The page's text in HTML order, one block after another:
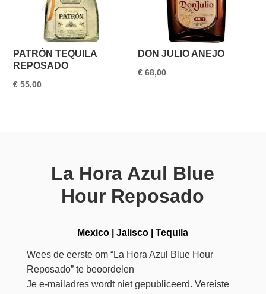
PATRÓN TEQUILA
REPOSADO
€ 55,00
DON JULIO ANEJO
€ 68,00
La Hora Azul Blue
Hour Reposado
Mexico |Jalisco |Tequila
Wees de eerste om “La Hora Azul Blue Hour
Reposado” te beoordelen
Je e-mailadres wordt niet gepubliceerd. Vereiste